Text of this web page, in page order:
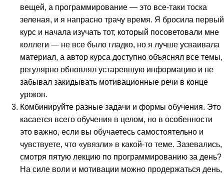
вещей, а программирование — это все-таки тоска
зеленая, и я напрасно трачу время. Я бросила первый
курс и начала изучать тот, который посоветовали мне
коллеги — не все было гладко, но я лучше усваивала
материал, а автор курса доступно объяснял все темы,
регулярно обновлял устаревшую информацию и не
забывал закидывать мотивационные речи в конце
уроков.
Комбинируйте разные задачи и формы обучения. Это
касается всего обучения в целом, но в особенности
это важно, если вы обучаетесь самостоятельно и
чувствуете, что «увязли» в какой-то теме. Зазевались,
смотря пятую лекцию по программированию за день?
На силе воли и мотивации можно продержаться день,